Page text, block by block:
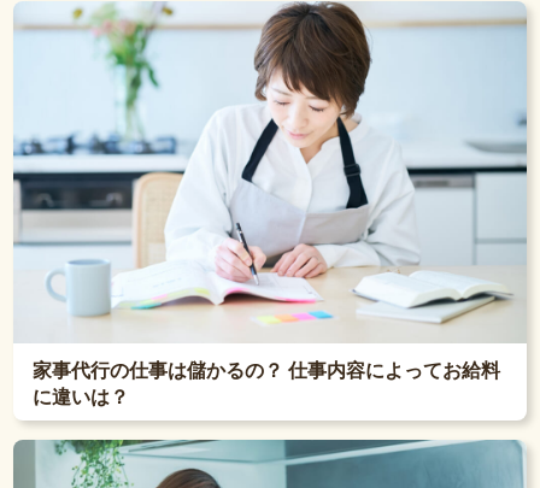
家事代行の仕事は儲かるの？ 仕事内容によってお給料
に違いは？